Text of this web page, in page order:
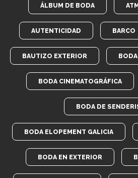
ÁLBUM DE BODA
AUTENTICIDAD BARCO
BAUTIZO EXTERIOR BODA
BODA CINEMATOGRÁFICA
BODA DE
BODA ELOPEMENT GALICIA
BODA EN EXTERIOR